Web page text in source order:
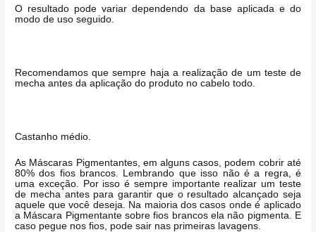
O resultado pode variar dependendo da base aplicada e do
modo de uso seguido.
Recomendamos que sempre haja a realização de um teste de
mecha antes da aplicação do produto no cabelo todo.
Castanho médio.
As Máscaras Pigmentantes, em alguns casos, podem cobrir até
80% dos fios brancos. Lembrando que isso não é a regra, é
uma exceção. Por isso é sempre importante realizar um teste
de mecha antes para garantir que o resultado alcançado seja
aquele que você deseja. Na maioria dos casos onde é aplicado
a Máscara Pigmentante sobre fios brancos ela não pigmenta. E
caso pegue nos fios, pode sair nas primeiras lavagens.